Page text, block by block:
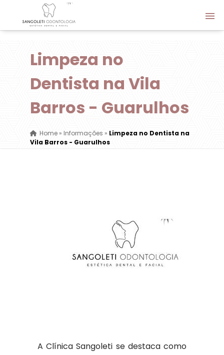
Limpeza no
Dentista na Vila
Barros - Guarulhos
Home» Informações » Limpeza no Dentista na
Vila Barros - Guarulhos
A Clínica Sangoleti se destaca como